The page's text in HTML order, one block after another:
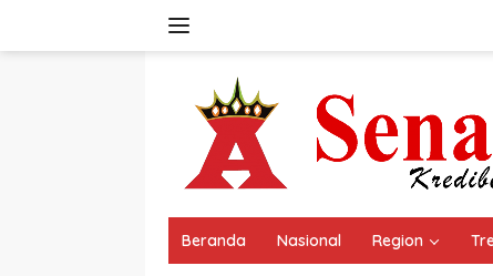
Beranda Nasional Region